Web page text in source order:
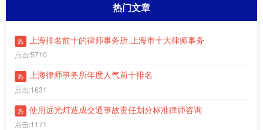
热门文章
热 上海排名前十的律师事务所 上海市十大律师事务
点击:5710
热 上海律师事务所年度人气前十排名
点击:1631
热 使用远光灯造成交通事故责任划分标准律师咨询
点击:1171